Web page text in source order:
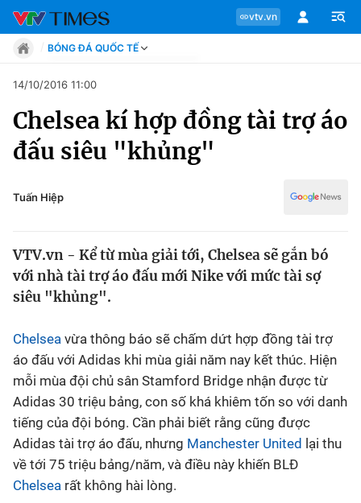
vtv.vn
Chuyên mục
Tin tức
Phong cách
Chân dung
Sự kiện
Bóng đá
Thể thao Điện tử
Các môn khác
BÓNG ĐÁ QUỐC TẾ
Move
Phong cách
Sự kiện
Thể thao điện tử
Bên lề
14/10/2016 11:00
Chelsea kí hợp đồng tài trợ áo
đấu siêu "khủng"
Tuấn Hiệp
VTV.vn - Kể từ mùa giải tới, Chelsea sẽ gắn bó
với nhà tài trợ áo đấu mới Nike với mức tài sợ
siêu "khủng".
Chelsea vừa thông báo sẽ chấm dứt hợp đồng tài trợ
áo đấu với Adidas khi mùa giải năm nay kết thúc. Hiện
mỗi mùa đội chủ sân Stamford Bridge nhận được từ
Adidas 30 triệu bảng, con số khá khiêm tốn so với danh
tiếng của đội bóng. Cần phải biết rằng cũng được
Adidas tài trợ áo đấu, nhưng Manchester United lại thu
về tới 75 triệu bảng/năm, và điều này khiến BLĐ
Chelsea rất không hài lòng.